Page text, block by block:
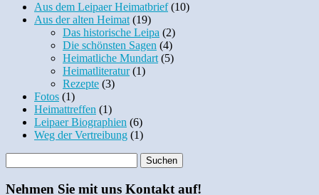
Aus dem Leipaer Heimatbrief(10)
Aus der alten Heimat(19)
Das historische Leipa (2)
Die schönsten Sagen (4)
Heimatliche Mundart(5)
Heimatliteratur(1)
Rezepte (3)
Fotos (1)
Heimattreffen (1)
Leipaer Biographien (6)
Weg der Vertreibung (1)
Nehmen Sie mit uns Kontakt auf!